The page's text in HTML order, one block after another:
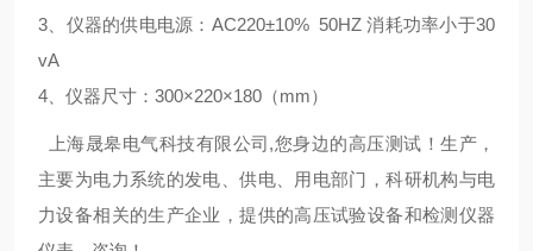
3、仪器的供电电源：AC220±10% 50HZ 消耗功率小于30
vA
4、仪器尺寸：300×220×180（mm）
上海晟皋电气科技有限公司,您身边的高压测试！生产，
主要为电力系统的发电、供电、用电部门，科研机构与电
力设备相关的生产企业，提供的高压试验设备和检测仪器